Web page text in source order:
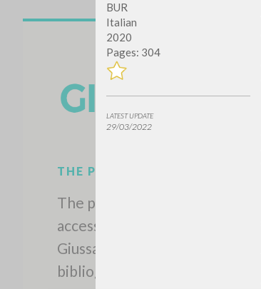
BUR
Italian
2020
Pages: 304
LATEST UPDATE
29/03/2022
THE PROJECT
The portal collects and gives
access to the writings of Luigi
Giussani: nearly 5,000
bibliographic references, full